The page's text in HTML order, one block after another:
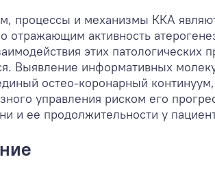
процессы и механизмы ККА
отражающим активность
этих
Выявление информативных
остео-коронарный
управления риском его
и ее продолжительности у